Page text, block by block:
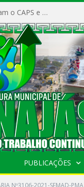
Prefeito Vivaldo Mendes e vice-prefeito Quito inauguram o CAPS e fortalecem a saúde pública em Anajás.
PUBLICAÇÕES
Nº3106-2021-SEMAD-PMA